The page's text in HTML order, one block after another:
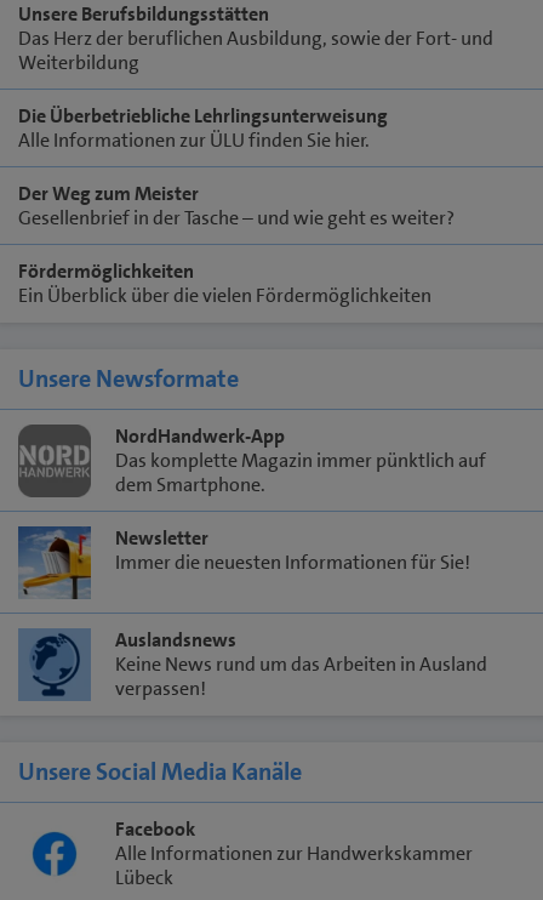
Unsere Berufsbildungsstätten
Das Herz der beruflichen Ausbildung, sowie der Fort- und
Weiterbildung
Die Überbetriebliche Lehrlingsunterweisung
Alle Informationen zur ÜLU finden Sie hier.
Der Weg zum Meister
Gesellenbrief in der Tasche – und wie geht es weiter?
Fördermöglichkeiten
Ein Überblick über die vielen Fördermöglichkeiten
Unsere Newsformate
NordHandwerk-App
Das komplette Magazin immer pünktlich auf
dem Smartphone.
Newsletter
Immer die neuesten Informationen für Sie!
Auslandsnews
Keine News rund um das Arbeiten in Ausland
verpassen!
Unsere Social Media Kanäle
Facebook
Alle Informationen zur Handwerkskammer
Lübeck